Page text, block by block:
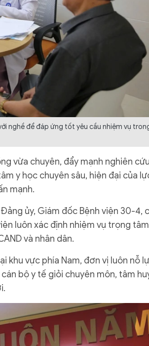
nghề để đáp ứng tốt yêu cầu nhiệm vụ
vừa chuyên, đẩy mạnh nghiên
y học chuyên sâu, hiện đại của
mạnh.
ủy, Giám đốc Bệnh viện 30-4,
luôn xác định nhiệm vụ trọng tâm
và nhân dân.
khu vực phía Nam, đơn vị luôn nỗ
bộ y tế giỏi chuyên môn, tâm